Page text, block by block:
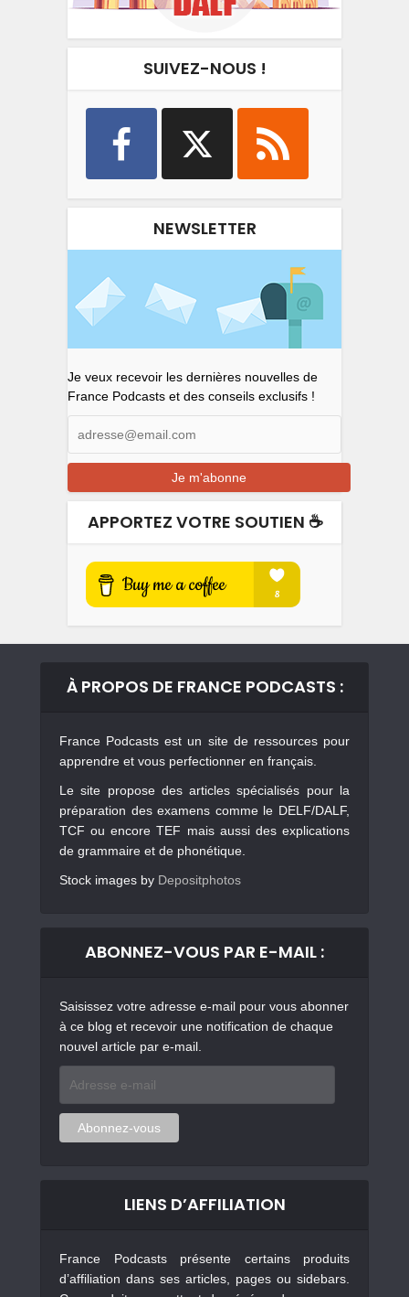
SUIVEZ-NOUS !
NEWSLETTER
Je veux recevoir les dernières nouvelles de
France Podcasts et des conseils exclusifs !
APPORTEZ VOTRE SOUTIEN ☕️
À PROPOS DE FRANCE PODCASTS :
France Podcasts est un site de ressources pour
apprendre et vous perfectionner en français.
Le site propose des articles spécialisés pour la
préparation des examens comme le DELF/DALF,
TCF ou encore TEF mais aussi des explications
de grammaire et de phonétique.
Stock images by Depositphotos
ABONNEZ-VOUS PAR E-MAIL :
Saisissez votre adresse e-mail pour vous abonner
à ce blog et recevoir une notification de chaque
nouvel article par e-mail.
mail
Abonnez-vous
LIENS D’AFFILIATION
France Podcasts présente certains produits
d’affiliation dans ses articles, pages ou sidebars.